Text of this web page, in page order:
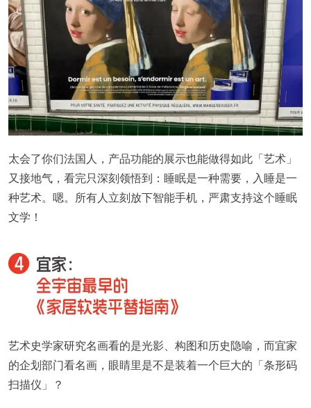
太会了你们法国人，产品功能的展示也能做得如此「艺术」
又接地气，看完只深刻领悟到：睡眠是一种需要，入睡是一
种艺术。嗯。所有人立刻放下智能手机，严肃支持这个睡眠
文学！
艺术史学家研究名画看的是光影、构图和历史隐喻，而宜家
的企划部门看名画，眼睛里是不是装着一个巨大的「条形码
扫描仪」？